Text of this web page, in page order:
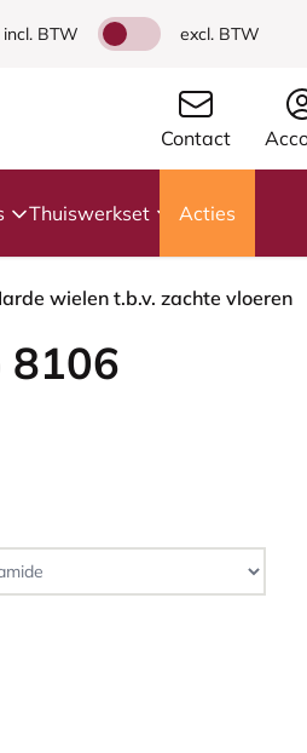
incl. BTW excl. BTW
Contact
Thuiswerkset Acties
wielen t.b.v. zachte vloeren
8106